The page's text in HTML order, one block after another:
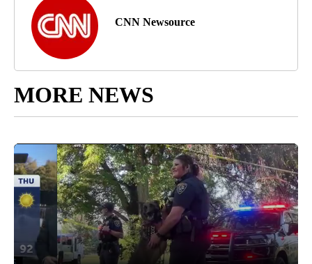
CNN Newsource
MORE NEWS